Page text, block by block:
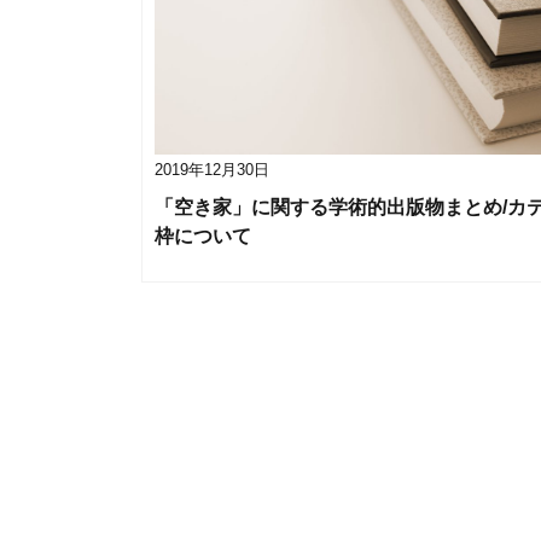
2019年12月30日
「空き家」に関する学術的出版物まとめ/カ
枠について